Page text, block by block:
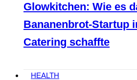
Glowkitchen: Wie es
Bananenbrot-Startup
Catering schaffte
HEALTH